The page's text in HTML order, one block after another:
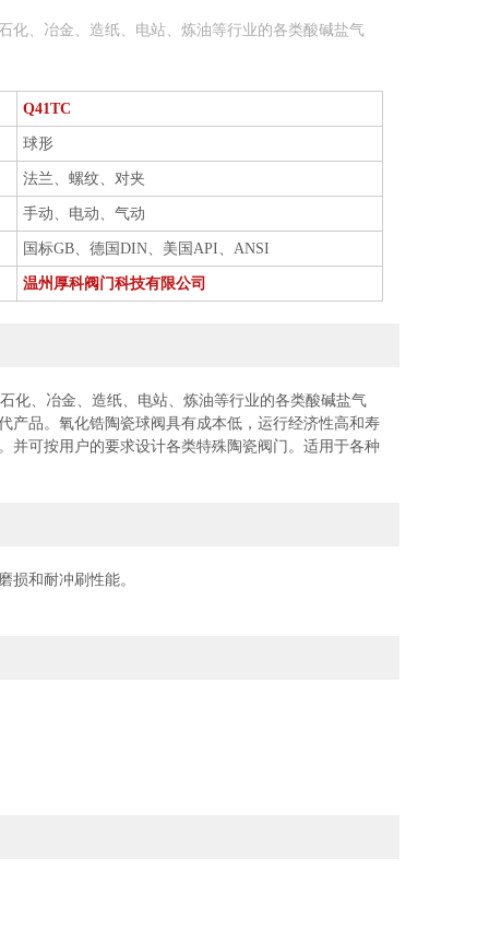
化、冶金、造纸、电站、炼油等行业的各类酸碱盐气
Q41TC
球形
法兰、螺纹、对夹
手动、电动、气动
国标GB、德国DIN、美国API、ANSI
温州厚科阀门科技有限公司
化、冶金、造纸、电站、炼油等行业的各类酸碱盐气
产品。氧化锆陶瓷球阀具有成本低，运行经济性高和寿
并可按用户的要求设计各类特殊陶瓷阀门。适用于各种
损和耐冲刷性能。